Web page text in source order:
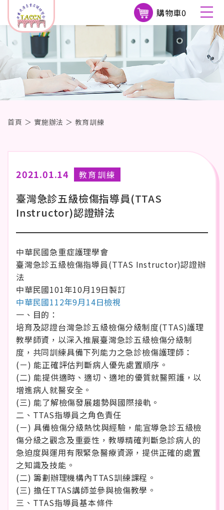
購物車0
首頁 ＞ 實施辦法 ＞ 教育訓練
2021.01.14 教育訓練
臺灣急診五級檢傷指導員(TTAS
Instructor)認證辦法
中華民國急重症護理學會
臺灣急診五級檢傷指導員(TTAS Instructor)認證辦
法
中華民國101年10月19日製訂
中華民國112年9月14日檢視
一、目的：
培育及認證台灣急診五級檢傷分級制度(TTAS)護理
教學師資，以深入推展臺灣急診五級檢傷分級制
度，共同訓練具備下列能力之急診檢傷護理師：
(ㄧ) 能正確評估判斷病人優先處置順序。
(二) 能提供適時、適切、適地的優質就醫照護，以
增進病人就醫安全。
(三) 能了解檢傷發展趨勢與國際接軌。
二、TTAS指導員之角色責任
(ㄧ) 具備檢傷分級熱忱與經驗，能宣導急診五級檢
傷分級之觀念及重要性，教導精確判斷急診病人的
急迫度與運用有限緊急醫療資源，提供正確的處置
之知識及技能。
(二) 籌劃辦理機構內TTAS訓練課程。
(三) 擔任TTAS講師並參與檢傷教學。
三、TTAS指導員基本條件